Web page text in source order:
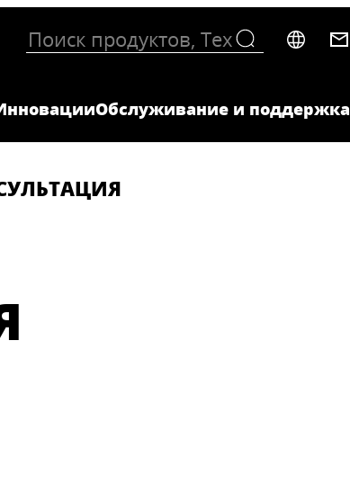
Обслуживание и поддержка